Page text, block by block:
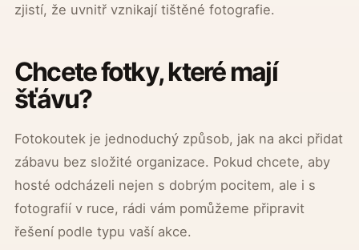
zjistí, že uvnitř vznikají tištěné fotografie.
Chcete fotky, které mají
šťávu?
Fotokoutek je jednoduchý způsob, jak na akci přidat
zábavu bez složité organizace. Pokud chcete, aby
hosté odcházeli nejen s dobrým pocitem, ale i s
fotografií v ruce, rádi vám pomůžeme připravit
řešení podle typu vaší akce.